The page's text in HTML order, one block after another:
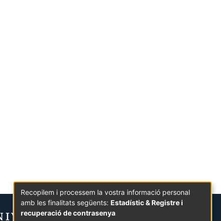
Recopilem i processem la vostra informació personal
amb les finalitats següents: Estadístic & Registre i
recuperació de contrasenya